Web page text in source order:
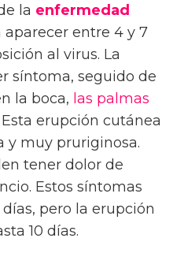
la enfermedad
aparecer entre 4 y 7
al virus. La
síntoma, seguido de
la boca, las palmas
erupción cutánea
y muy pruriginosa.
tener dolor de
Estos síntomas
pero la erupción
10 días.